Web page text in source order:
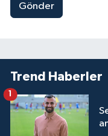
Gönder
Trend Haberler
1